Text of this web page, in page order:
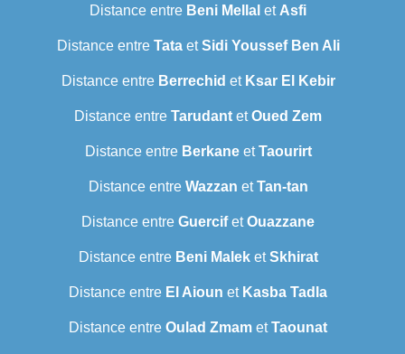
Distance entre Beni Mellal et Asfi
Distance entre TataetSidi Youssef Ben Ali
Distance entre Berrechid et Ksar El Kebir
Distance entre Tarudant etOued Zem
Distance entre BerkaneetTaourirt
Distance entre Wazzan etTan-tan
Distance entre GuercifetOuazzane
Distance entre Beni MaleketSkhirat
Distance entre El Aioun et Kasba Tadla
Distance entre Oulad Zmam etTaounat